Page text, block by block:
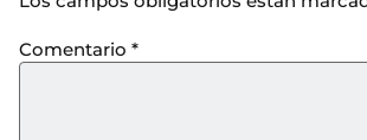
Comentario *